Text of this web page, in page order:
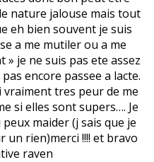
nature jalouse mais tout
eh bien souvent je suis
a me mutiler ou a me
» je ne suis pas ete assez
encore passee a lacte.
tres peur de me
si elles sont supers…. Je
maider (j sais que je
rien)merci !!!! et bravo
raven